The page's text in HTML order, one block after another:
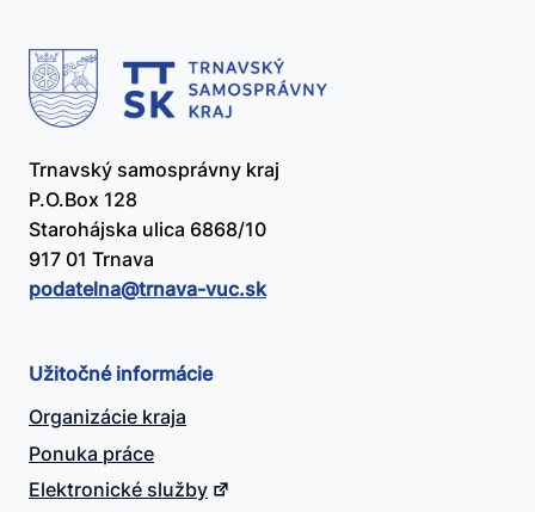
Trnavský samosprávny kraj
P.O.Box 128
Starohájska ulica 6868/10
917 01 Trnava
podatelna@​trnava-vuc.sk
Užitočné informácie
Organizácie kraja
Ponuka práce
Elektronické služby